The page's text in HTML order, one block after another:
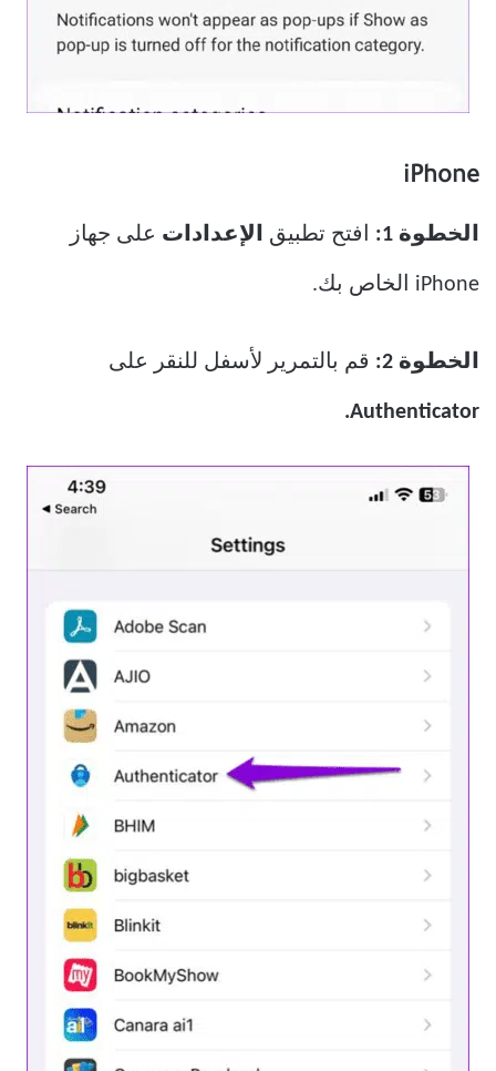
iPhone
الخطوة 1: افتح تطبيق الإعدادات على جهاز
iPhone الخاص بك.
الخطوة 2: قم بالتمرير لأسفل للنقر على
Authenticator.